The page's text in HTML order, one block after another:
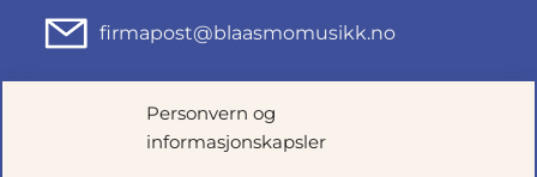
Personvern og
informasjonskapsler
firmapost@blaasmomusikk.no
Fjordgata 46, 7010 TRONDHEIM